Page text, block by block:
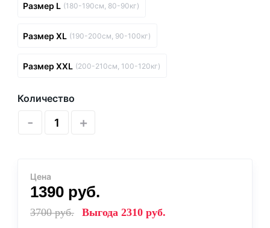
Размер L (180-190см, 80-90кг)
Размер XL (190-200см, 90-100кг)
Размер XXL (200-210см, 100-120кг)
Количество
- +
Цена
1390 руб.
3700руб. Выгода 2310 руб.